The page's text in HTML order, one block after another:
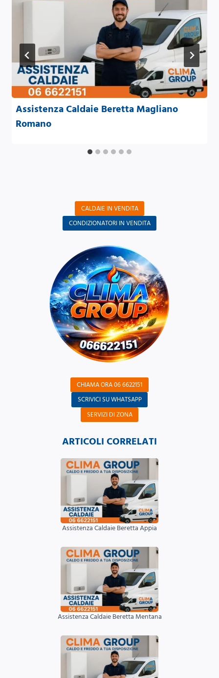
Assistenza Caldaie Beretta Magliano
Romano
CALDAIE IN VENDITA
CONDIZIONATORI IN VENDITA
CHIAMA ORA 06 6622151
SCRIVICI SU WHATSAPP
SERVIZI DI ZONA
ARTICOLI CORRELATI
Assistenza Caldaie Beretta Appia
Assistenza Caldaie Beretta Mentana